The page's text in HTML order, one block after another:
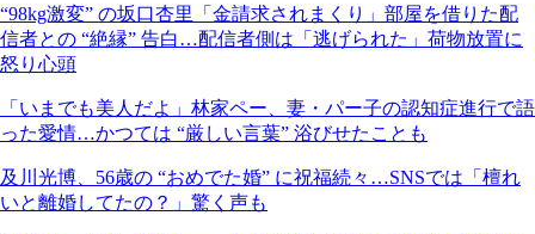
“98kg激変” の坂口杏里「金請求されまくり」部屋を借りた配
信者との “絶縁” 告白…配信者側は「逃げられた」荷物放置に
怒り心頭
「いまでも美人だよ」林家ペー、妻・パー子の認知症進行で語
った愛情…かつては “厳しい言葉” 浴びせたことも
及川光博、56歳の “おめでた婚” に祝福続々…SNSでは「檀れ
いと離婚してたの？」驚く声も